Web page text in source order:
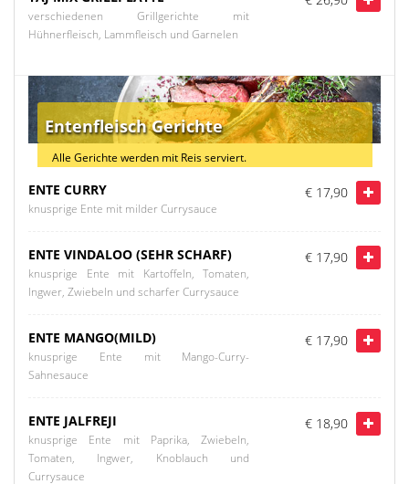
verschiedenen Grillgerichte mit
Hühnerfleisch, Lammfleisch und Garnelen
Entenfleisch Gerichte
Alle Gerichte werden mit Reis serviert.
ENTE CURRY
knusprige Ente mit milder Currysauce
€ 17,90
ENTE VINDALOO (SEHR SCHARF)
knusprige Ente mit Kartoffeln, Tomaten,
Ingwer, Zwiebeln und scharfer Currysauce
€ 17,90
ENTE MANGO(MILD)
knusprige Ente mit Mango-Curry-
Sahnesauce
€ 17,90
ENTE JALFREJI
knusprige Ente mit Paprika, Zwiebeln,
Tomaten, Ingwer, Knoblauch und
Currysauce
€ 18,90